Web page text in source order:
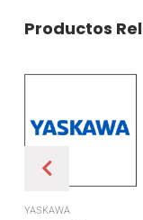
Productos
YASKAWA